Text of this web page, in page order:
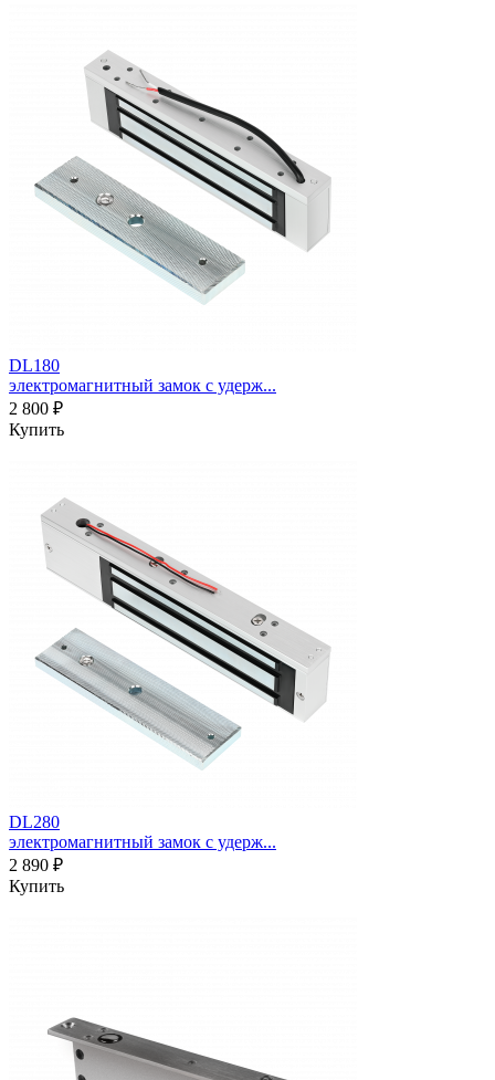
DL180
электромагнитный замок с удерж...
2 800 ₽
Купить
DL280
электромагнитный замок с удерж...
2 890 ₽
Купить